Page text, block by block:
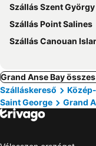
Szállás Szent György
Szállás Point Salines
Szállás Canouan
Grand Anse Bay
Szálláskereső
Saint George
Grand